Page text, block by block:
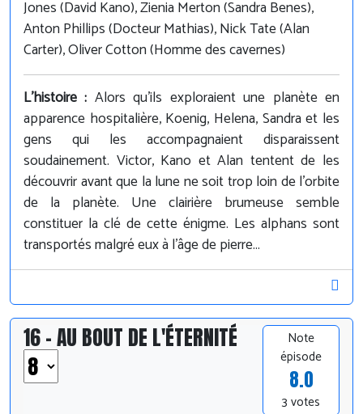
Jones (David Kano), Zienia Merton (Sandra Benes),
Anton Phillips (Docteur Mathias), Nick Tate (Alan
Carter), Oliver Cotton (Homme des cavernes)
L'histoire : Alors qu'ils exploraient une planète en
apparence hospitalière, Koenig, Helena, Sandra et les
gens qui les accompagnaient disparaissent
soudainement. Victor, Kano et Alan tentent de les
découvrir avant que la lune ne soit trop loin de l'orbite
de la planète. Une clairière brumeuse semble
constituer la clé de cette énigme. Les alphans sont
transportés malgré eux à l'âge de pierre...
16 - AU BOUT DE L'ÉTERNITÉ
Note
épisode
8.0
3 votes